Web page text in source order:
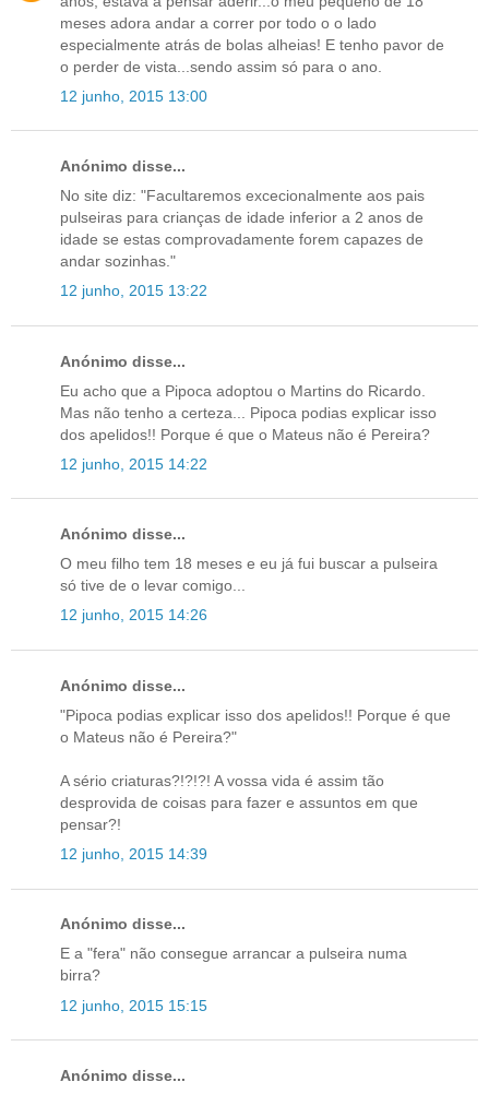
meses adora andar a correr por todo o o lado
especialmente atrás de bolas alheias! E tenho pavor de
o perder de vista...sendo assim só para o ano.
12 junho, 2015 13:00
Anónimo disse...
No site diz: "Facultaremos excecionalmente aos pais
pulseiras para crianças de idade inferior a 2 anos de
idade se estas comprovadamente forem capazes de
andar sozinhas."
12 junho, 2015 13:22
Anónimo disse...
Eu acho que a Pipoca adoptou o Martins do Ricardo.
Mas não tenho a certeza... Pipoca podias explicar isso
dos apelidos!! Porque é que o Mateus não é Pereira?
12 junho, 2015 14:22
Anónimo disse...
O meu filho tem 18 meses e eu já fui buscar a pulseira
só tive de o levar comigo...
12 junho, 2015 14:26
Anónimo disse...
"Pipoca podias explicar isso dos apelidos!! Porque é que
o Mateus não é Pereira?"
A sério criaturas?!?!?! A vossa vida é assim tão
desprovida de coisas para fazer e assuntos em que
pensar?!
12 junho, 2015 14:39
Anónimo disse...
E a "fera" não consegue arrancar a pulseira numa
birra?
12 junho, 2015 15:15
Anónimo disse...